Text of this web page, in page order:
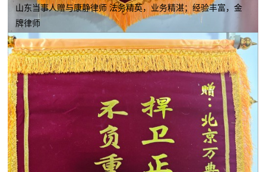
山东当事人赠与康静律师 法务精英，业务精湛；经验丰富，金
牌律师